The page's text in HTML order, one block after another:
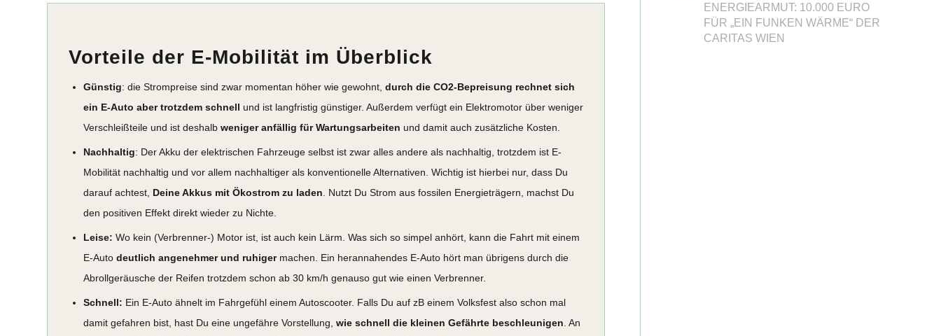
Vorteile der E-Mobilität im Überblick
Günstig: die Strompreise sind zwar momentan höher wie gewohnt, durch die CO2-Bepreisung rechnet sich
ein E-Auto aber trotzdem schnell und ist langfristig günstiger. Außerdem verfügt ein Elektromotor über weniger
Verschleißteile und ist deshalb weniger anfällig für Wartungsarbeiten und damit auch zusätzliche Kosten.
Nachhaltig: Der Akku der elektrischen Fahrzeuge selbst ist zwar alles andere als nachhaltig, trotzdem ist E-
Mobilität nachhaltig und vor allem nachhaltiger als konventionelle Alternativen. Wichtig ist hierbei nur, dass Du
darauf achtest, Deine Akkus mit Ökostrom zu laden . Nutzt Du Strom aus fossilen Energieträgern, machst Du
den positiven Effekt direkt wieder zu Nichte.
Leise: Wo kein (Verbrenner-) Motor ist, ist auch kein Lärm. Was sich so simpel anhört, kann die Fahrt mit einem
E-Auto deutlich angenehmer und ruhigermachen. Ein herannahendes E-Auto hört man übrigens durch die
Abrollgeräusche der Reifen trotzdem schon ab 30 km/h genauso gut wie einen Verbrenner.
Schnell: Ein E-Auto ähnelt im Fahrgefühl einem Autoscooter. Falls Du auf zB einem Volksfest also schon mal
damit gefahren bist, hast Du eine ungefähre Vorstellung, wie schnell die kleinen Gefährte beschleunigen . An
ENERGIEARMUT: 10.000 EURO
FÜR „EIN FUNKEN WÄRME“ DER
CARITAS WIEN